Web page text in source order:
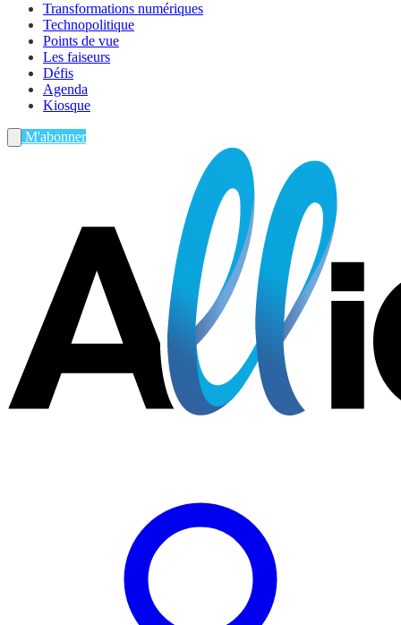
Transformations numériques
Technopolitique
Points de vue
Les faiseurs
Défis
Agenda
Kiosque
M'abonner